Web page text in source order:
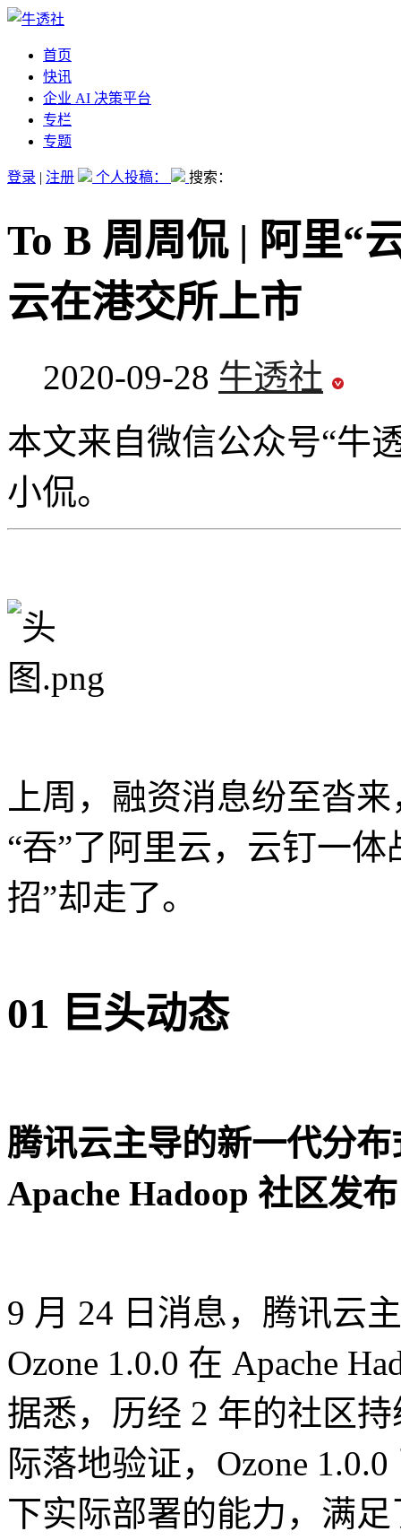
首页
快讯
企业 AI 决策平台
专栏
专题
登录 | 注册 个人投稿： 搜索：
To B 周周侃 | 阿里“
云在港交所上市
2020-09-28 牛透社
本文来自微信公众号“牛
小侃。
上周，融资消息纷至沓
“吞”了阿里云，云钉一
招”却走了。
01 巨头动态
腾讯云主导的新一代分布
Apache Hadoop 社区发布
9 月 24 日消息，腾讯云
Ozone 1.0.0 在 Apache
据悉，历经 2 年的社区
际落地验证，Ozone
下实际部署的能力，满